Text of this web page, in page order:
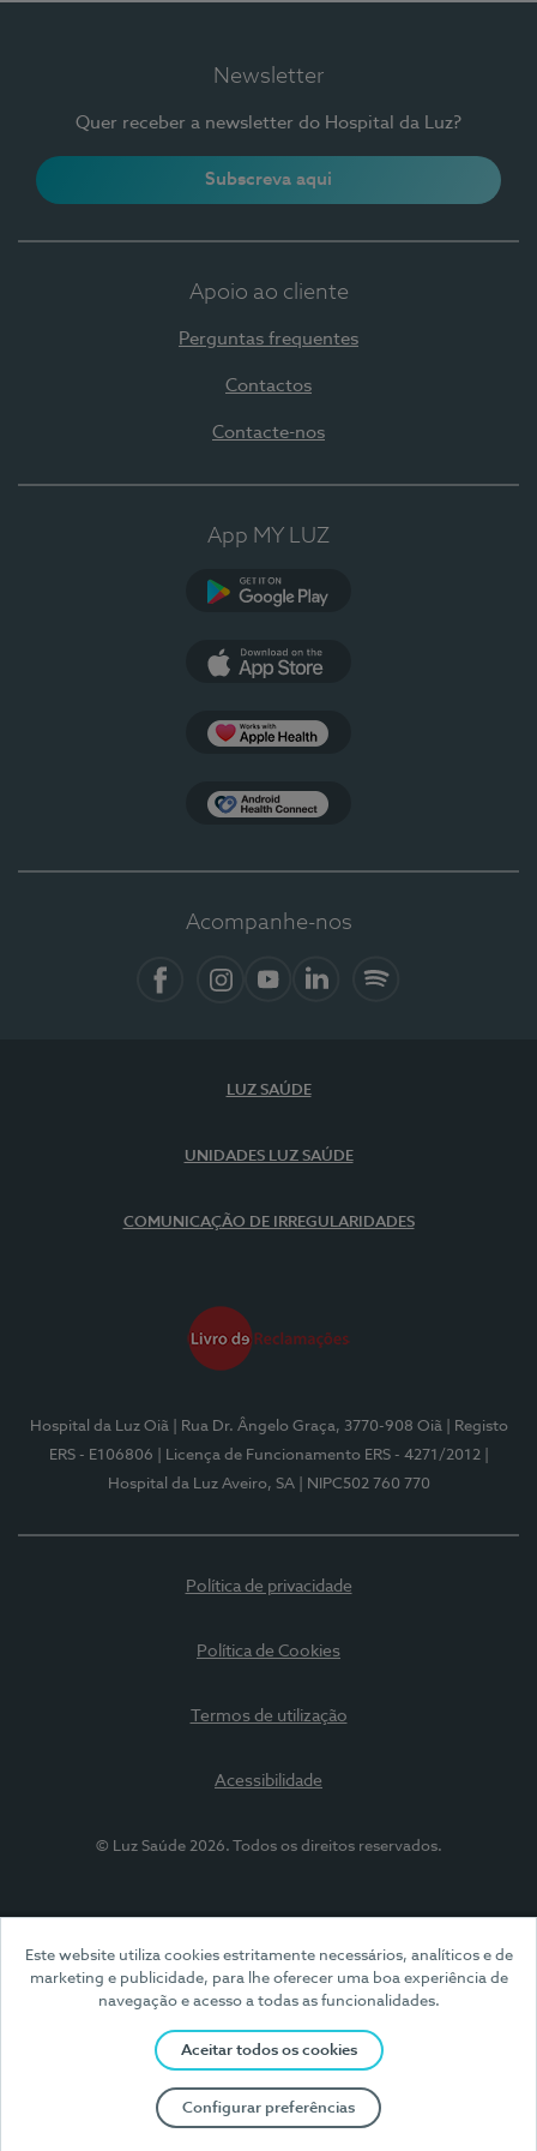
Este website utiliza cookies estritamente necessários, analíticos e de
marketing e publicidade, para lhe oferecer uma boa experiência de
navegação e acesso a todas as funcionalidades.
Aceitar todos os cookies
Configurar preferências
Newsletter
Quer receber a newsletter do Hospital da Luz?
Subscreva aqui
Apoio ao cliente
Perguntas frequentes
Contactos
Contacte-nos
App MY LUZ
Acompanhe-nos
LUZ SAÚDE
UNIDADES LUZ SAÚDE
COMUNICAÇÃO DE IRREGULARIDADES
Hospital da Luz Oiã | Rua Dr. Ângelo Graça, 3770-908 Oiã
| Registo
ERS - E106806
| Licença de Funcionamento ERS - 4271/2012
Hospital da Luz Aveiro, SA
| NIPC502 760 770
Política de privacidade
Política de Cookies
Termos de utilização
Acessibilidade
© Luz Saúde 2026. Todos os direitos reservados.